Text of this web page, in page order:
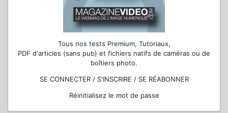
Tous nos tests Premium, Tutoriaux,
PDF d'articles (sans pub) et fichiers natifs de caméras ou de
boîtiers photo.
SE CONNECTER / S'INSCRIRE / SE RÉABONNER
Réinitialisez le mot de passe